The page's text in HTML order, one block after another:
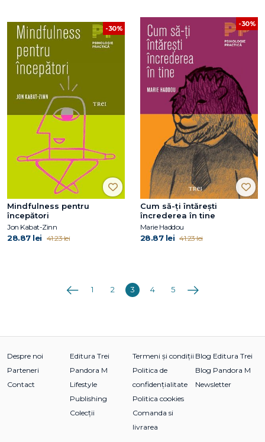
-30%
Mindfulness pentru
începători
Jon Kabat-Zinn
28.87 lei 41.23 lei
-30%
Cum să-ţi întăreşti
încrederea în tine
Marie Haddou
28.87 lei 41.23 lei
Anterioara
1 2 3 4 5 Următoarea
Despre noi
Parteneri
Contact
Editura Trei
Pandora M
Lifestyle
Publishing
Colecții
Termeni și condiții
Politica de
confidențialitate
Politica cookies
Comanda si
livrarea
Blog Editura Trei
Blog Pandora M
Newsletter